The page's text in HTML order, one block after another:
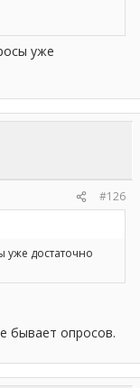
уже
#126
уже достаточно
бывает опросов.